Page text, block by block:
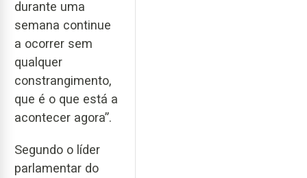
durante uma
semana continue
a ocorrer sem
qualquer
constrangimento,
que é o que está a
acontecer agora”.
Segundo o líder
parlamentar do